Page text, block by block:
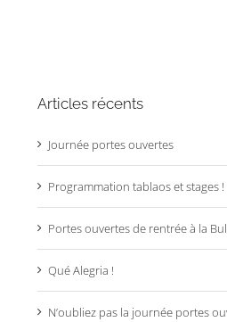
Articles récents
Journée portes ouvertes
Programmation tablaos et stages !
Portes ouvertes de rentrée à la
Qué Alegria !
N’oubliez pas la journée portes